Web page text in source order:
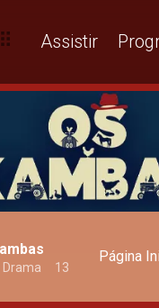
Assistir
Drama 13
Página